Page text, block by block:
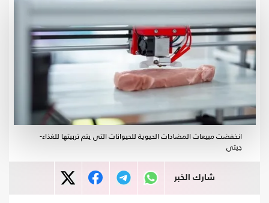
انخفضت مبيعات المضادات الحيوية للحيوانات التي يتم تربيتها للغذاء-
جيتي
شارك الخبر